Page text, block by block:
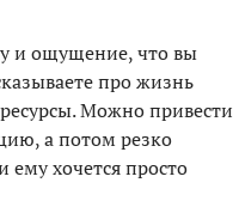
и ощущение, что вы
про жизнь
Можно привести
а потом резко
хочется просто